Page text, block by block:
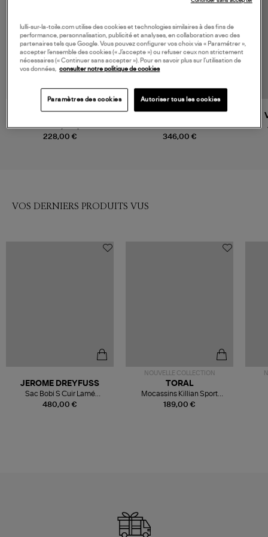
228,00 €
Denim Getty Crop Ecru
Romantic Floral
346,00 €
Jean Patch Pkt Mid Rise Maven
Ankle Totally Innocent
VOS DERNIERS PRODUITS VUS
480,00 €
JEROME DREYFUSS
Sac Bobi S Cuir Lamé
Champagne
NOUVELLE COLLECTION
189,00 €
TORAL
Mocassins Killian Sport
Mousse
lulli-sur-la-toile.com utilise des cookies et technologies similaires à des fins de
performance, personnalisation, publicité et analyses, en collaboration avec des
partenaires tels que Google. Vous pouvez configurer vos choix via « Paramétrer »,
accepter l’ensemble des cookies (« J’accepte ») ou refuser ceux non strictement
nécessaires (« Continuer sans accepter »). Pour en savoir plus sur l’utilisation de
vos données, consulter notre politique de cookies
Paramètres des cookies Autoriser tous les cookies